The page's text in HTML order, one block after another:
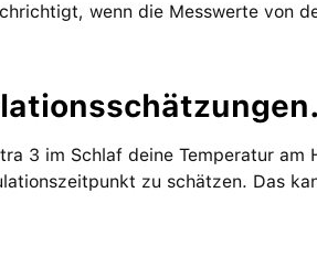
wenn die Messwerte von
3 im Schlaf deine Temperatur am
zu schätzen. Das